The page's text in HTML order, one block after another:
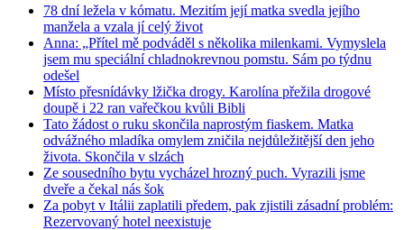
78 dní ležela v kómatu. Mezitím její matka svedla jejího
manžela a vzala jí celý život
Anna: „Přítel mě podváděl s několika milenkami. Vymyslela
jsem mu speciální chladnokrevnou pomstu. Sám po týdnu
odešel
Místo přesnídávky lžička drogy. Karolína přežila drogové
doupě i 22 ran vařečkou kvůli Bibli
Tato žádost o ruku skončila naprostým fiaskem. Matka
odvážného mladíka omylem zničila nejdůležitější den jeho
života. Skončila v slzách
Ze sousedního bytu vycházel hrozný puch. Vyrazili jsme
dveře a čekal nás šok
Za pobyt v Itálii zaplatili předem, pak zjistili zásadní problém:
Rezervovaný hotel neexistuje